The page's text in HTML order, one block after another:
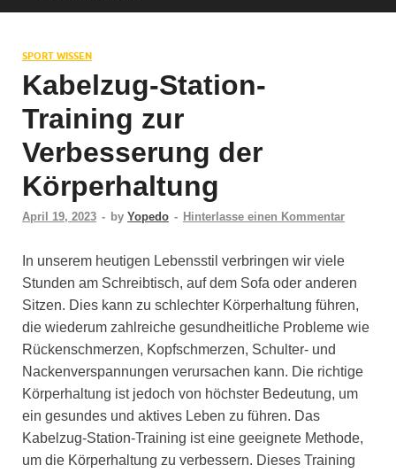
SPORT WISSEN
Kabelzug-Station-
Training zur
Verbesserung der
Körperhaltung
April 19, 2023 - by Yopedo - Hinterlasse einen Kommentar
In unserem heutigen Lebensstil verbringen wir viele
Stunden am Schreibtisch, auf dem Sofa oder anderen
Sitzen. Dies kann zu schlechter Körperhaltung führen,
die wiederum zahlreiche gesundheitliche Probleme wie
Rückenschmerzen, Kopfschmerzen, Schulter- und
Nackenverspannungen verursachen kann. Die richtige
Körperhaltung ist jedoch von höchster Bedeutung, um
ein gesundes und aktives Leben zu führen. Das
Kabelzug-Station-Training ist eine geeignete Methode,
um die Körperhaltung zu verbessern. Dieses Training